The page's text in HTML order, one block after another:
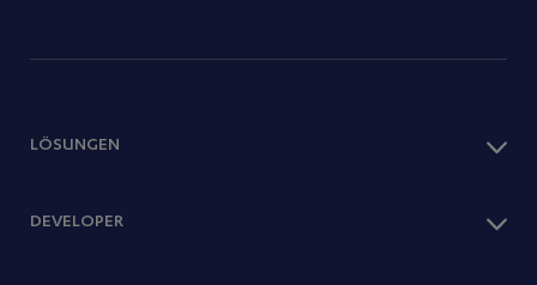
LÖSUNGEN
Checkout
DEVELOPER